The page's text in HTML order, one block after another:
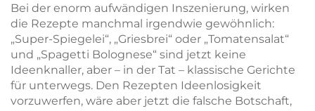
Bei der enorm aufwändigen Inszenierung, wirken
die Rezepte manchmal irgendwie gewöhnlich:
„Super-Spiegelei“, „Griesbrei“ oder „Tomatensalat“
und „Spagetti Bolognese“ sind jetzt keine
Ideenknaller, aber – in der Tat – klassische Gerichte
für unterwegs. Den Rezepten Ideenlosigkeit
vorzuwerfen, wäre aber jetzt die falsche Botschaft,